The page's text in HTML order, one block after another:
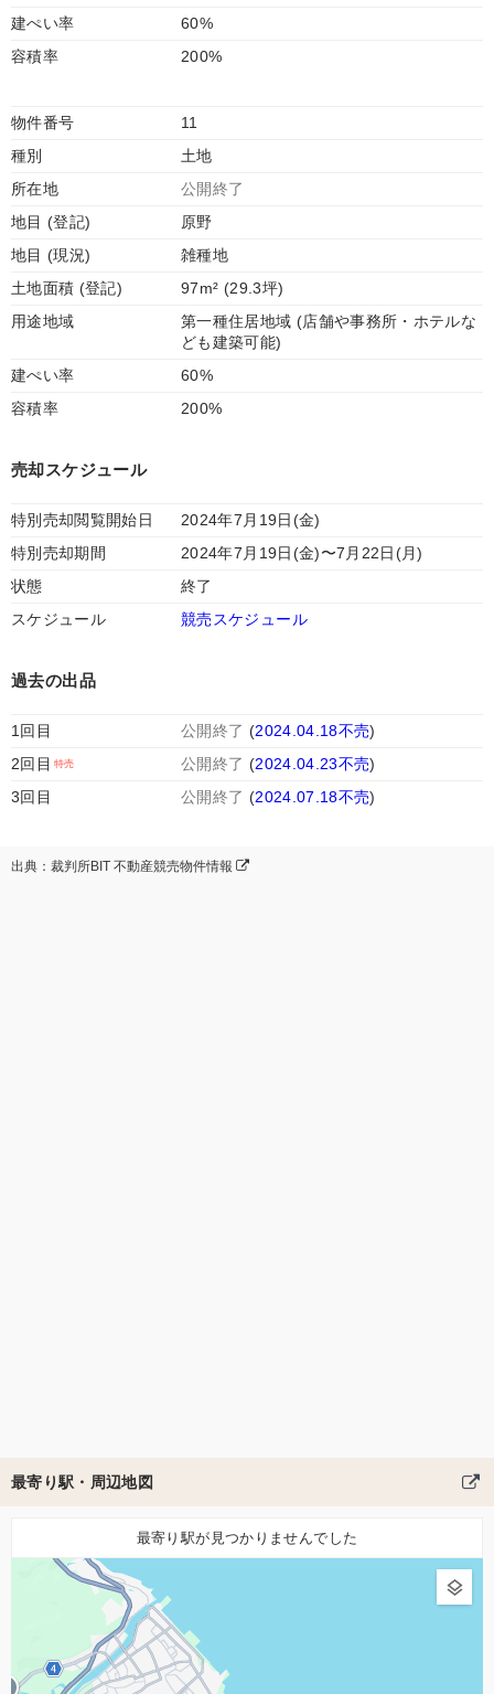
建ぺい率
60%
容積率
200%
物件番号
11
種別
土地
所在地
公開終了
地目 (登記)
原野
地目 (現況)
雑種地
土地面積 (登記)
97m² (29.3坪)
用途地域
第一種住居地域 (店舗や事務所・ホテルな
ども建築可能)
建ぺい率
60%
容積率
200%
売却スケジュール
特別売却閲覧開始日
2024年7月19日(金)
特別売却期間
2024年7月19日(金)〜7月22日(月)
状態
終了
スケジュール
競売スケジュール
過去の出品
1回目 公開終了 (2024.04.18不売)
2回目
公開終了 (2024.04.23不売)
3回目
公開終了 (2024.07.18不売)
出典：裁判所BIT 不動産競売物件情報
最寄り駅・周辺地図
最寄り駅が見つかりませんでした